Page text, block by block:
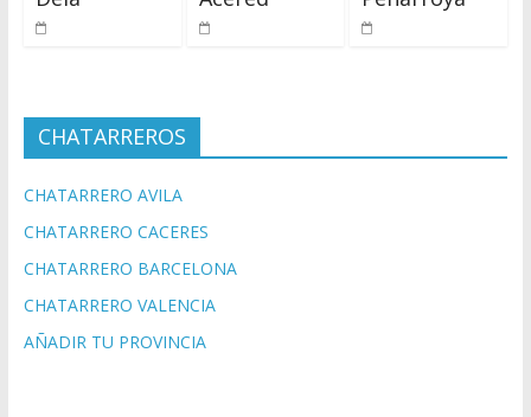
CHATARREROS
CHATARRERO AVILA
CHATARRERO CACERES
CHATARRERO BARCELONA
CHATARRERO VALENCIA
AÑADIR TU PROVINCIA